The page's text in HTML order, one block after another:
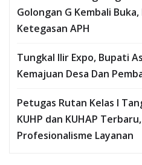
Golongan G Kembali
Ketegasan APH
Tungkal Ilir Expo, Bupati
Kemajuan Desa Dan
Petugas Rutan Kelas I
KUHP dan KUHAP
Profesionalisme Layanan